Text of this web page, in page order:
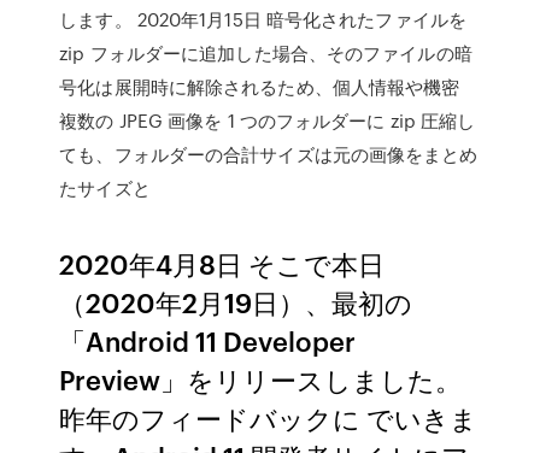
します。 2020年1月15日 暗号化されたファイルを
zip フォルダーに追加した場合、そのファイルの暗
号化は展開時に解除されるため、個人情報や機密
複数の JPEG 画像を 1 つのフォルダーに zip 圧縮し
ても、フォルダーの合計サイズは元の画像をまとめ
たサイズと
2020年4月8日 そこで本日
（2020年2月19日）、最初の
「Android 11 Developer
Preview」をリリースしました。
昨年のフィードバックに でいきま